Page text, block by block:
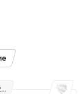
Esports World Cup 2026